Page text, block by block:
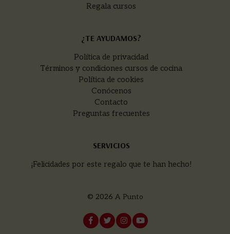
Regala cursos
¿TE AYUDAMOS?
Política de privacidad
Términos y condiciones cursos de cocina
Política de cookies
Conócenos
Contacto
Preguntas frecuentes
SERVICIOS
¡Felicidades por este regalo que te han hecho!
© 2026 A Punto